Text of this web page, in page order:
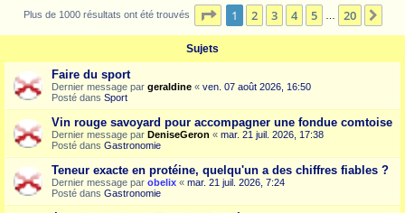
c
Plus de 1000 résultats ont été trouvés Page 1sur20
1 2 3 4 5 20
Sujets
Faire du sport
Dernier message par geraldine « ven. 07 août 2026, 16:50
Posté dans Sport
Vin rouge savoyard pour accompagner une fondue comtoise
Dernier message par DeniseGeron « mar. 21 juil. 2026, 17:38
Posté dans Gastronomie
Teneur exacte en protéine, quelqu'un a des chiffres fiables ?
Dernier message par obelix « mar. 21 juil. 2026, 7:24
Posté dans Gastronomie